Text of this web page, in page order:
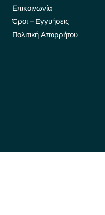
Επικοινωνία
Όροι – Εγγυήσεις
Πολιτική Απορρήτου